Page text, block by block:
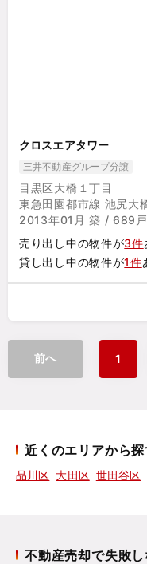
クロスエアタワー
三井不動産グループ分譲
目黒区大橋１丁目
東急田園都市線 池尻大
2013年01月 築 / 689戸
売り出し中の物件が3件
貸し出し中の物件が1件
前へ 1
近くのエリアから探
品川区 大田区 世田谷区
不動産売却で失敗